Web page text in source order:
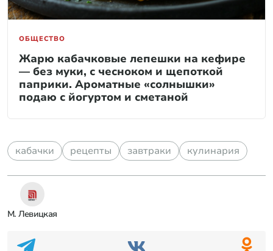
ОБЩЕСТВО
Жарю кабачковые лепешки на кефире
— без муки, с чесноком и щепоткой
паприки. Ароматные «солнышки»
подаю с йогуртом и сметаной
кабачки рецепты завтраки кулинария
М. Левицкая